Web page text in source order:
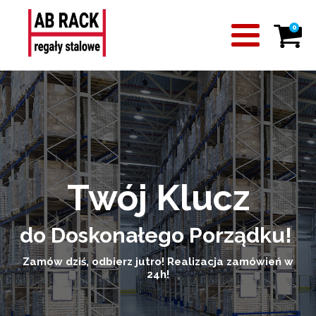
0
Twój Klucz
do Doskonałego Porządku!
Zamów dziś, odbierz jutro! Realizacja zamówień w
24h!